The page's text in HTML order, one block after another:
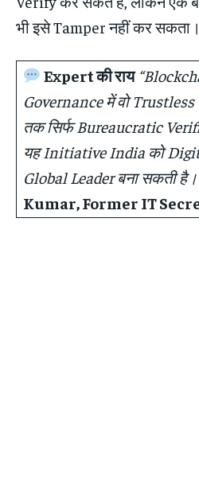
भी इसे Tamper नहीं कर सकता।
Expert की राय
Governance में वो
तक सिर्फ Bureaucratic
यह Initiative India को
Global Leader बना सकती
Kumar, Former IT